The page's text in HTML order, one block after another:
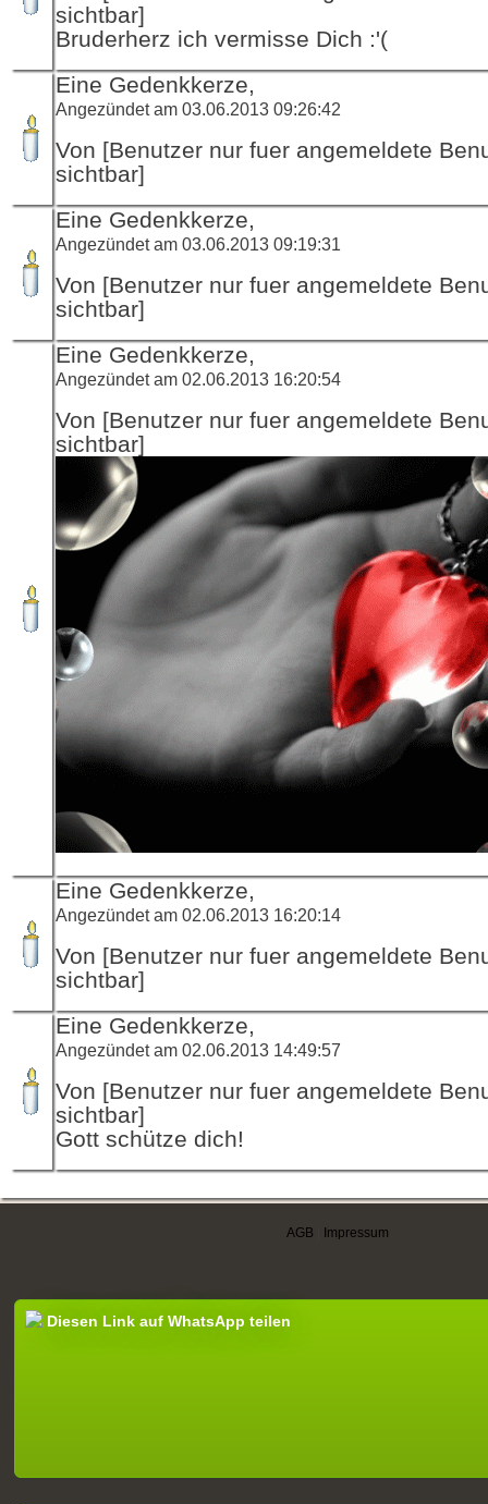
sichtbar]
Bruderherz ich vermisse Dich :'(
Eine Gedenkkerze,
Angezündet am 03.06.2013 09:26:42
Von [Benutzer nur fuer angemeldete
sichtbar]
Eine Gedenkkerze,
Angezündet am 03.06.2013 09:19:31
Von [Benutzer nur fuer angemeldete
sichtbar]
Eine Gedenkkerze,
Angezündet am 02.06.2013 16:20:54
Von [Benutzer nur fuer angemeldete
sichtbar]
Eine Gedenkkerze,
Angezündet am 02.06.2013 16:20:14
Von [Benutzer nur fuer angemeldete
sichtbar]
Eine Gedenkkerze,
Angezündet am 02.06.2013 14:49:57
Von [Benutzer nur fuer angemeldete
sichtbar]
Gott schütze dich!
AGB Impressum
Diesen Link auf WhatsApp teilen